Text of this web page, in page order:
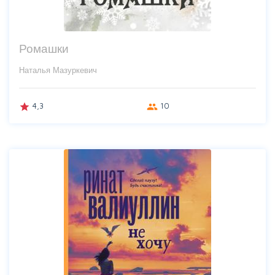
Ромашки
Наталья Мазуркевич
grade 4,3 group 10